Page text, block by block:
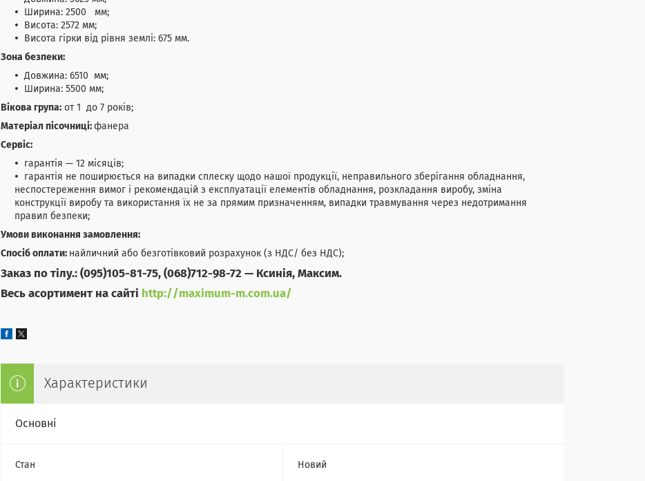
Ширина: 2500 мм;
Висота: 2572 мм;
Висота гірки від рівня землі: 675 мм.
Зона безпеки:
Довжина: 6510 мм;
Ширина: 5500 мм;
Вікова група: от 1 до 7 років;
Матеріал пісочниці: фанера
Сервіс:
гарантія — 12 місяців;
гарантія не поширюється на випадки сплеску щодо нашої продукції, неправильного зберігання обладнання,
неспостереження вимог і рекомендацій з експлуатації елементів обладнання, розкладання виробу, зміна
конструкції виробу та використання їх не за прямим призначенням, випадки травмування через недотримання
правил безпеки;
Умови виконання замовлення:
Спосіб оплати: найличний або безготівковий розрахунок (з НДС/ без НДС);
Заказ по тілу.: (095)105-81-75, (068)712-98-72 — Ксинія, Максим.
Весь асортимент на сайті http://maximum-m.com.ua/
Характеристики
Основні
Стан Новий